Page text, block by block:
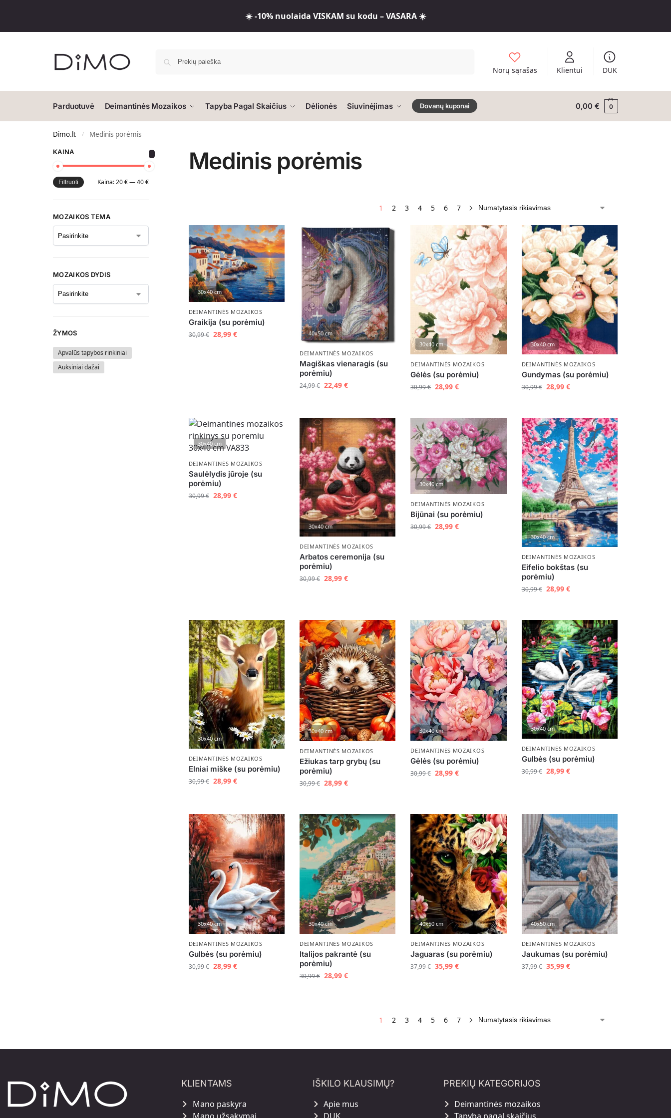
☀️ -10% nuolaida VISKAM su kodu – VASARA ☀️
Norų sąrašas Klientui DUK
Parduotuvė Deimantinės Mozaikos Tapyba Pagal Skaičius Dėlionės Siuvinėjimas Dovanų kuponai 0,00€ 0
Dimo.lt / Medinis porėmis
Medinis porėmis
1 2 3 4 5 6 7
30x40 cm
DEIMANTINĖS MOZAIKOS
Graikija (su porėmiu)
30,99€ 28,99 € 40x50 cm
DEIMANTINĖS MOZAIKOS
Magiškas vienaragis (su
porėmiu)
24,99€ 22,49 €
30x40 cm
DEIMANTINĖS MOZAIKOS
Gėlės (su porėmiu)
30,99€ 28,99€
30x40 cm
DEIMANTINĖS MOZAIKOS
Gundymas (su porėmiu)
30,99€ 28,99 €
30x40 cm
DEIMANTINĖS MOZAIKOS
Saulėlydis jūroje (su
porėmiu)
30,99€ 28,99 €
30x40 cm
DEIMANTINĖS MOZAIKOS
Arbatos ceremonija (su
porėmiu)
30,99€ 28,99 €
30x40 cm
DEIMANTINĖS MOZAIKOS
Bijūnai (su porėmiu)
30,99€ 28,99€
30x40 cm
DEIMANTINĖS MOZAIKOS
Eifelio bokštas (su
porėmiu)
30,99€ 28,99 €
30x40 cm
DEIMANTINĖS MOZAIKOS
Elniai miške (su porėmiu)
30,99€ 28,99 €
30x40 cm
DEIMANTINĖS MOZAIKOS
Ežiukas tarp grybų (su
porėmiu)
30,99€ 28,99 €
30x40 cm
DEIMANTINĖS MOZAIKOS
Gėlės (su porėmiu)
30,99€ 28,99€
30x40 cm
DEIMANTINĖS MOZAIKOS
Gulbės (su porėmiu)
30,99€ 28,99 €
30x40 cm
DEIMANTINĖS MOZAIKOS
Gulbės (su porėmiu)
30,99€ 28,99 €
30x40 cm
DEIMANTINĖS MOZAIKOS
Italijos pakrantė (su
porėmiu)
30,99€ 28,99 €
40x50 cm
DEIMANTINĖS MOZAIKOS
Jaguaras (su porėmiu)
37,99€ 35,99€
40x50 cm
DEIMANTINĖS MOZAIKOS
Jaukumas (su porėmiu)
37,99€ 35,99 €
1 2 3 4 5 6 7
KAINA
Filtruoti Kaina:20 €—40 €
MOZAIKOS TEMA
MOZAIKOS DYDIS
ŽYMOS
Apvalūs tapybos rinkiniai
Auksiniai dažai
KLIENTAMS
Mano paskyra
IŠKILO KLAUSIMŲ?
Apie mus
PREKIŲ KATEGORIJOS
Deimantinės mozaikos